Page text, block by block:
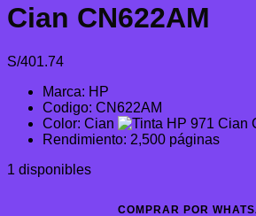
Cian CN622AM
S/401.74
Marca: HP
Codigo: CN622AM
Color: Cian
Rendimiento: 2,500 páginas
1 disponibles
COMPRAR POR